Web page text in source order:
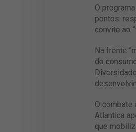
O programa
pontos:
convite ao
Na frente
do
O combate
Atlantica
que